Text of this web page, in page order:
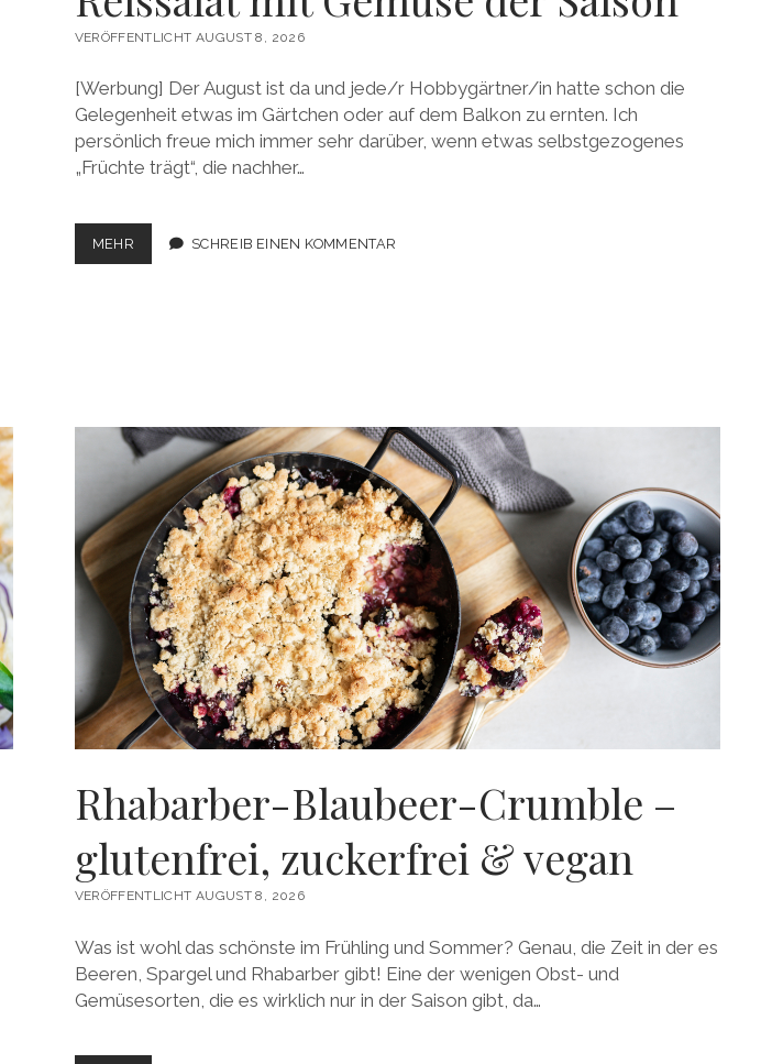
VERÖFFENTLICHT AUGUST 8, 2026
[Werbung] Der August ist da und jede/r Hobbygärtner/in hatte schon die
Gelegenheit etwas im Gärtchen oder auf dem Balkon zu ernten. Ich
persönlich freue mich immer sehr darüber, wenn etwas selbstgezogenes
„Früchte trägt“, die nachher…
MEHR REISSALAT
MIT
SCHREIB EINEN KOMMENTAR
Rhabarber-Blaubeer-Crumble –
glutenfrei, zuckerfrei & vegan
VERÖFFENTLICHT AUGUST 8, 2026
Was ist wohl das schönste im Frühling und Sommer? Genau, die Zeit in der es
Beeren, Spargel und Rhabarber gibt! Eine der wenigen Obst- und
Gemüsesorten, die es wirklich nur in der Saison gibt, da…